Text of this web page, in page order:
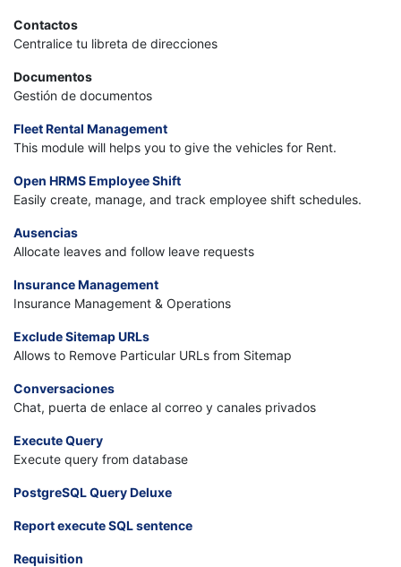
Contactos
Centralice tu libreta de direcciones
Documentos
Gestión de documentos
Fleet Rental Management
This module will helps you to give the vehicles for Rent.
Open HRMS Employee Shift
Easily create, manage, and track employee shift schedules.
Ausencias
Allocate leaves and follow leave requests
Insurance Management
Insurance Management & Operations
Exclude Sitemap URLs
Allows to Remove Particular URLs from Sitemap
Conversaciones
Chat, puerta de enlace al correo y canales privados
Execute Query
Execute query from database
PostgreSQL Query Deluxe
Report execute SQL sentence
Requisition